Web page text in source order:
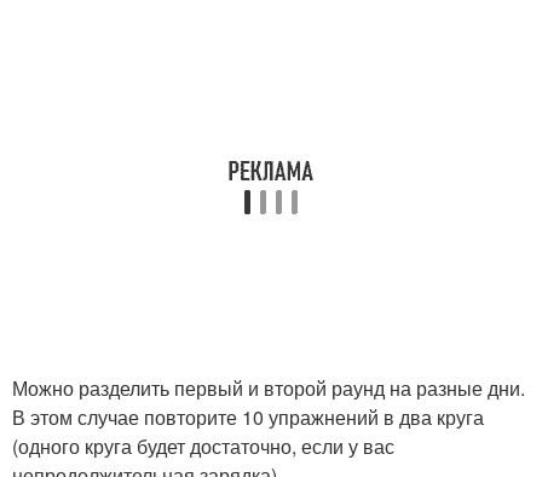
Можно разделить первый и второй раунд на разные дни.
В этом случае повторите 10 упражнений в два круга
(одного круга будет достаточно, если у вас